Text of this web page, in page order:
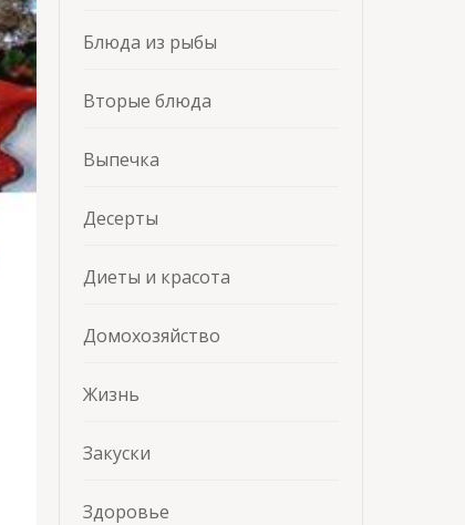
Блюда из рыбы
Вторые блюда
Выпечка
Десерты
Диеты и красота
Домохозяйство
Жизнь
Закуски
Здоровье